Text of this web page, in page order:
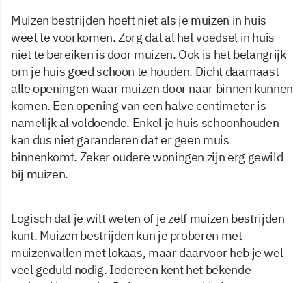
Muizen bestrijden hoeft niet als je muizen in huis
weet te voorkomen. Zorg dat al het voedsel in huis
niet te bereiken is door muizen. Ook is het belangrijk
om je huis goed schoon te houden. Dicht daarnaast
alle openingen waar muizen door naar binnen kunnen
komen. Een opening van een halve centimeter is
namelijk al voldoende. Enkel je huis schoonhouden
kan dus niet garanderen dat er geen muis
binnenkomt. Zeker oudere woningen zijn erg gewild
bij muizen.
Logisch dat je wilt weten of je zelf muizen bestrijden
kunt. Muizen bestrijden kun je proberen met
muizenvallen met lokaas, maar daarvoor heb je wel
veel geduld nodig. Iedereen kent het bekende